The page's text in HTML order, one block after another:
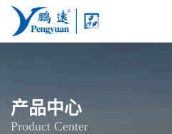
产品中心
Product Center